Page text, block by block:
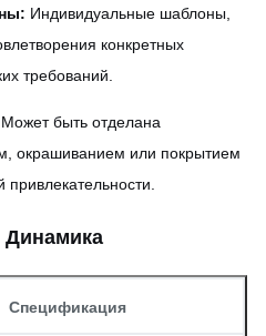
Индивидуальные шаблоны,
конкретных
требований.
Может быть отделана
окрашиванием или покрытием
Динамика
Спецификация